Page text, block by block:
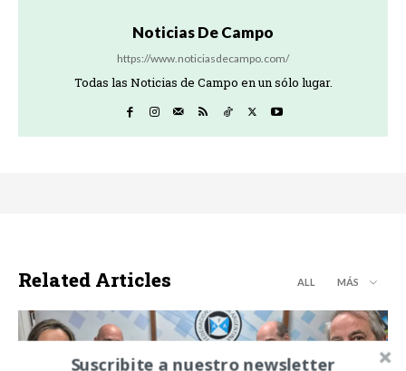
Noticias De Campo
https://www.noticiasdecampo.com/
Todas las Noticias de Campo en un sólo lugar.
Related Articles ALL MÁS
Suscribite a nuestro newsletter